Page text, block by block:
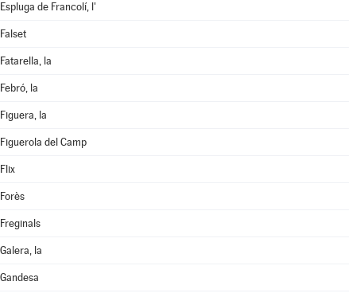
Espluga de Francolí, l'
Falset
Fatarella, la
Febró, la
Figuera, la
Figuerola del Camp
Flix
Forès
Freginals
Galera, la
Gandesa